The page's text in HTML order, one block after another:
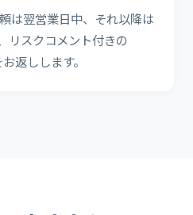
は翌営業日中、それ以降は
リスクコメント付きの
返しします。